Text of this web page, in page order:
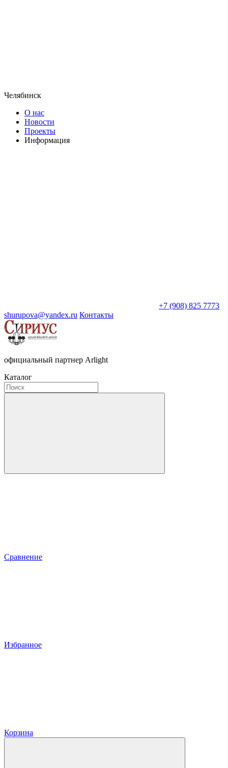
Челябинск
О нас
Новости
Проекты
Информация
+7 (908) 825 7773
shurupova@yandex.ru Контакты
официальный партнер Arlight
Каталог
Сравнение
Избранное
Корзина